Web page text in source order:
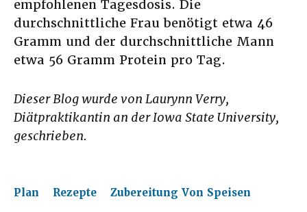
empfohlenen Tagesdosis. Die
durchschnittliche Frau benötigt etwa 46
Gramm und der durchschnittliche Mann
etwa 56 Gramm Protein pro Tag.
Dieser Blog wurde von Laurynn Verry,
Diätpraktikantin an der Iowa State University,
geschrieben.
Plan Rezepte Zubereitung Von Speisen